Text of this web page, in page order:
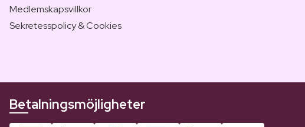
Medlemskapsvillkor
Sekretesspolicy & Cookies
Betalningsmöjligheter